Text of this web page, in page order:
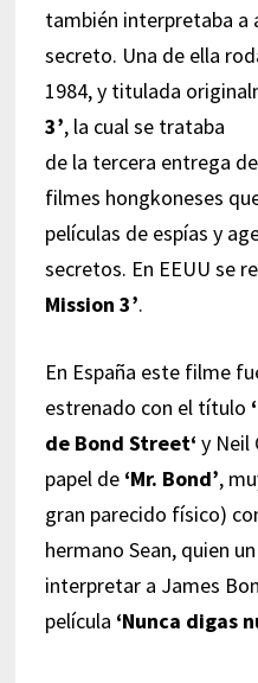
también interpretaba a
secreto. Una de ella
1984, y titulada
3’, la cual se trataba
de la tercera entrega
filmes hongkoneses
películas de espías y
secretos. En EEUU se
Mission 3’.
En España este filme
estrenado con el título
de Bond Street‘ y Neil
papel de ‘Mr. Bond’,
gran parecido físico)
hermano Sean, quien
interpretar a James
película ‘Nunca digas